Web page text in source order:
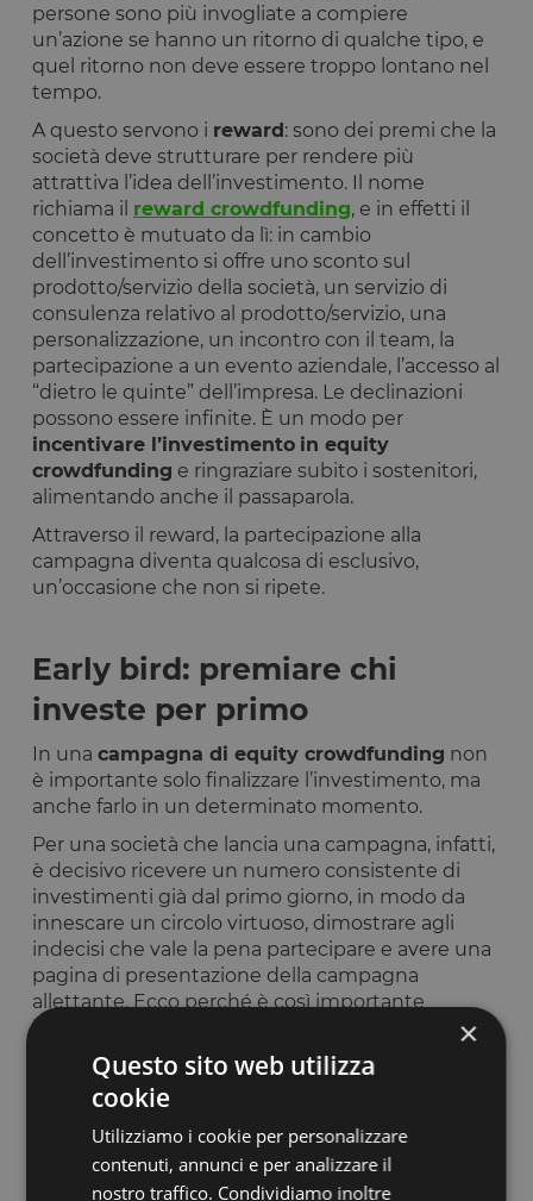
persone sono più invogliate a compiere
un’azione se hanno un ritorno di qualche tipo, e
quel ritorno non deve essere troppo lontano nel
tempo.
A questo servono i reward: sono dei premi che la
società deve strutturare per rendere più
attrattiva l’idea dell’investimento. Il nome
richiama il reward crowdfunding, e in effetti il
concetto è mutuato da lì: in cambio
dell’investimento si offre uno sconto sul
prodotto/servizio della società, un servizio di
consulenza relativo al prodotto/servizio, una
personalizzazione, un incontro con il team, la
partecipazione a un evento aziendale, l’accesso al
“dietro le quinte” dell’impresa. Le declinazioni
possono essere infinite. È un modo per
incentivare l’investimento in equity
crowdfunding e ringraziare subito i sostenitori,
alimentando anche il passaparola.
Attraverso il reward, la partecipazione alla
campagna diventa qualcosa di esclusivo,
un’occasione che non si ripete.
Early bird: premiare chi
investe per primo
In una campagna di equity crowdfunding non
è importante solo finalizzare l’investimento, ma
anche farlo in un determinato momento.
Per una società che lancia una campagna, infatti,
è decisivo ricevere un numero consistente di
investimenti già dal primo giorno, in modo da
innescare un circolo virtuoso, dimostrare agli
indecisi che vale la pena partecipare e avere una
pagina di presentazione della campagna
allettante. Ecco perché è così importante
lavorare per generare
prima
dell’apertura della campagna.
Gli investitori, quindi, sono incentivati a investire
questo è una strategia utile e diffusa offrire a chi
investe nei primi giorni di campagna uno
sull’acquisto delle quote,reward più consistenti
×
Questo sito web utilizza
cookie
Utilizziamo i cookie per personalizzare
contenuti, annunci e per analizzare il
nostro traffico. Condividiamo inoltre